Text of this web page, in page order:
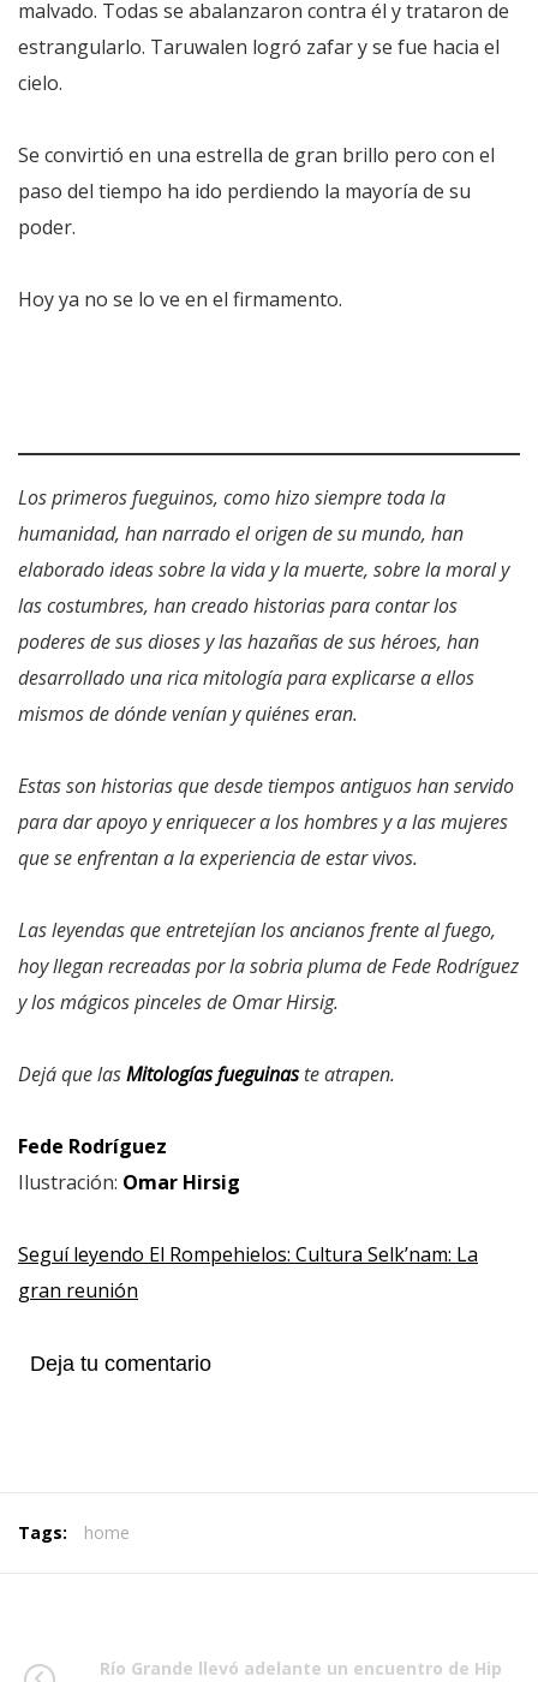
malvado. Todas se abalanzaron contra él y trataron de
estrangularlo. Taruwalen logró zafar y se fue hacia el
cielo.
Se convirtió en una estrella de gran brillo pero con el
paso del tiempo ha ido perdiendo la mayoría de su
poder.
Hoy ya no se lo ve en el firmamento.
Los primeros fueguinos, como hizo siempre toda la
humanidad, han narrado el origen de su mundo, han
elaborado ideas sobre la vida y la muerte, sobre la moral y
las costumbres, han creado historias para contar los
poderes de sus dioses y las hazañas de sus héroes, han
desarrollado una rica mitología para explicarse a ellos
mismos de dónde venían y quiénes eran.
Estas son historias que desde tiempos antiguos han servido
para dar apoyo y enriquecer a los hombres y a las mujeres
que se enfrentan a la experiencia de estar vivos.
Las leyendas que entretejían los ancianos frente al fuego,
hoy llegan recreadas por la sobria pluma de Fede Rodríguez
y los mágicos pinceles de Omar Hirsig.
Dejá que lasMitologías fueguinaste atrapen.
Fede Rodríguez
Ilustración: Omar Hirsig
Seguí leyendo El Rompehielos: Cultura Selk’nam: La
gran reunión
Deja tu comentario
Tags: home
Río Grande llevó adelante un encuentro de Hip